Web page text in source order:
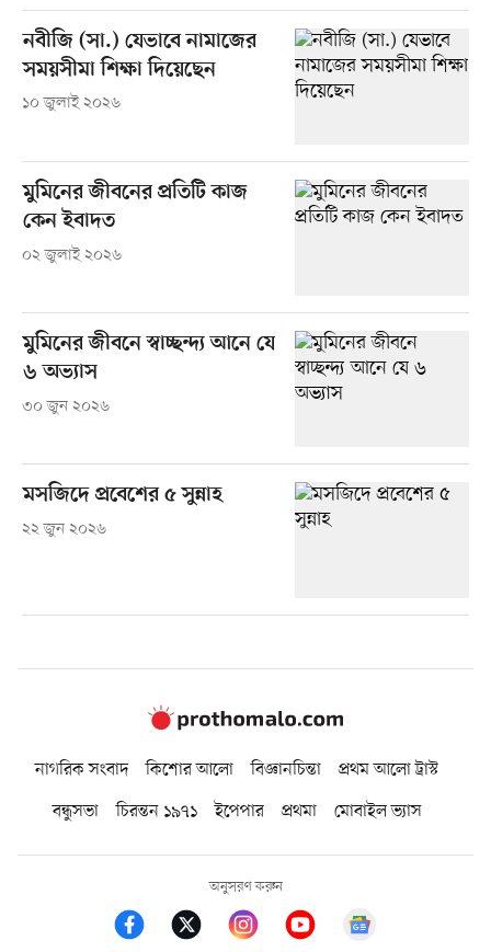
নবীজি (সা.) যেভাবে নামাজের
সময়সীমা শিক্ষা দিয়েছেন
১০ জুলাই ২০২৬
মুমিনের জীবনের প্রতিটি কাজ
কেন ইবাদত
০২ জুলাই ২০২৬
মুমিনের জীবনে স্বাচ্ছন্দ্য আনে যে
৬ অভ্যাস
৩০ জুন ২০২৬
মসজিদে প্রবেশের ৫ সুন্নাহ
২২ জুন ২০২৬
নাগরিক সংবাদ কিশোর আলো বিজ্ঞানচিন্তা
প্রথম আলো ট্রাস্ট
বন্ধুসভা
চিরন্তন ১৯৭১ ইপেপার প্রথমা মোবাইল ভ্যাস
অনুসরণ করুন